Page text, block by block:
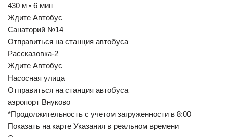
430 м • 6 мин
Ждите Автобус
Санаторий №14
Отправиться на станция автобуса
Рассказовка-2
Ждите Автобус
Насосная улица
Отправиться на станция автобуса
аэропорт Внуково
*Продолжительность с учетом загруженности в 8:00
Показать на карте Указания в реальном времени